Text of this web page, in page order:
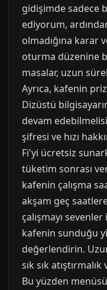
gidişimde sadece
ediyorum,
olmadığına karar
oturma düzenine
masalar, uzun
Ayrıca, kafenin
Dizüstü
devam
şifresi ve hızı
Fi'yi ücretsiz
tüketim sonrası
kafenin çalışma
akşam geç
çalışmayı
kafenin sunduğu
değerlendirin.
sık sık
Bu yüzden